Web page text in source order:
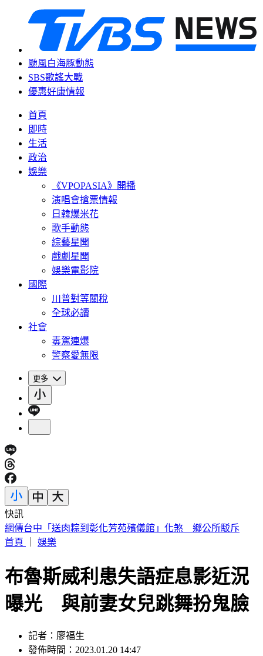
颱風白海豚動態
SBS歌謠大戰
優惠好康情報
首頁
即時
生活
政治
娛樂
《VPOPASIA》開播
演唱會搶票情報
日韓爆米花
歌手動態
綜藝星聞
戲劇星聞
娛樂電影院
國際
川普對等關稅
全球必讀
社會
毒駕連爆
警察愛無限
更多
快訊
SBS歌謠大戰／izna攜手KISS OF LIFE嗨跳Ciara神曲
首頁
娛樂
布魯斯威利患失語症息影近況
曝光 與前妻女兒跳舞扮鬼臉
記者：廖福生
發佈時間：2023.01.20 14:47